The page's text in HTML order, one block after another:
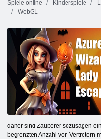
Spiele online
Kinderspiele
WebGL
daher sind Zauberer sozusagen
begrenzten Anzahl von Vertretern